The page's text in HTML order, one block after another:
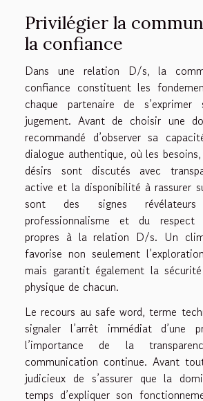
Privilégier la
la confiance
Dans une relation D/s, la
confiance constituent les
chaque partenaire de
jugement. Avant de choisir une
recommandé d’observer sa
dialogue authentique, où les
désirs sont discutés avec
active et la disponibilité à rassurer
sont des signes
professionnalisme et du respect
propres à la relation D/s. Un
favorise non seulement
mais garantit également la
physique de chacun.
Le recours au safe word, terme
signaler l’arrêt immédiat d’une
l’importance de la
communication continue. Avant
judicieux de s’assurer que la
temps d’expliquer son